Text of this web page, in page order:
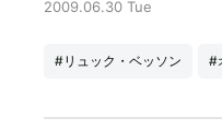
2009.06.30 Tue
#リュック・ベッソン #